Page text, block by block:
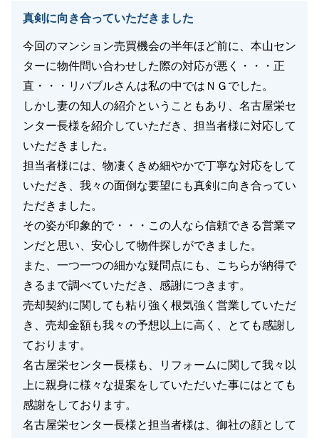
閉じる
真剣に向き合っていただきました
今回のマンション売買機会の半年ほど前に、本山セン
ターに物件問い合わせした際の対応が悪く・・・正
直・・・リバブルさんは私の中ではＮＧでした。
しかし妻の知人の紹介ということもあり、名古屋栄セ
ンター長様を紹介していただき、担当者様に対応して
いただきました。
担当者様には、物凄くきめ細やかで丁寧な対応をして
いただき、我々の面倒な要望にも真剣に向き合ってい
ただきました。
その姿が印象的で・・・この人なら信頼できる営業マ
ンだと思い、安心して物件探しができました。
また、一つ一つの細かな疑問点にも、こちらが納得で
きるまで調べていただき、感謝につきます。
売却契約に関しても粘り強く根気強く営業していただ
き、売却金額も我々の予想以上に高く、とても感謝し
ております。
名古屋栄センター長様も、リフォームに関して我々以
上に親身に様々な提案をしていただいた事にはとても
感謝をしております。
名古屋栄センター長様と担当者様は、御社の顔として